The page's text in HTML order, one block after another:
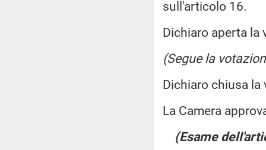
sull'articolo 16.
Dichiaro aperta la
(Segue la
Dichiaro chiusa la
La Camera
(Esame